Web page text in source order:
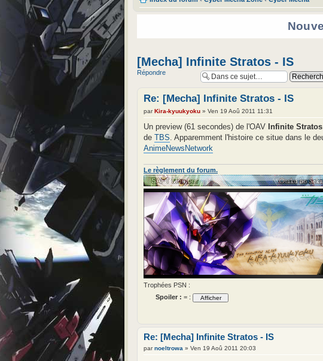
[Mecha] Infinite Stratos - IS
Répondre
Re: [Mecha] Infinite Stratos - IS
parKira-kyuukyoku » Ven 19 Aoû 2011 11:31
Un preview (61 secondes) de l'OAV Infinite
de TBS . Apparemment l'histoire ce situe dans le
AnimeNewsNetwork
Le règlement du forum.
Trophées PSN :
Spoiler : = :
Re: [Mecha] Infinite Stratos - IS
parnoeltrowa » Ven 19 Aoû 2011 20:03